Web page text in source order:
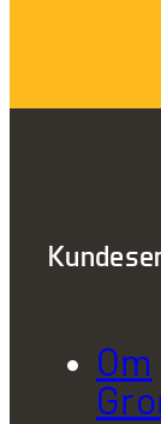
Om